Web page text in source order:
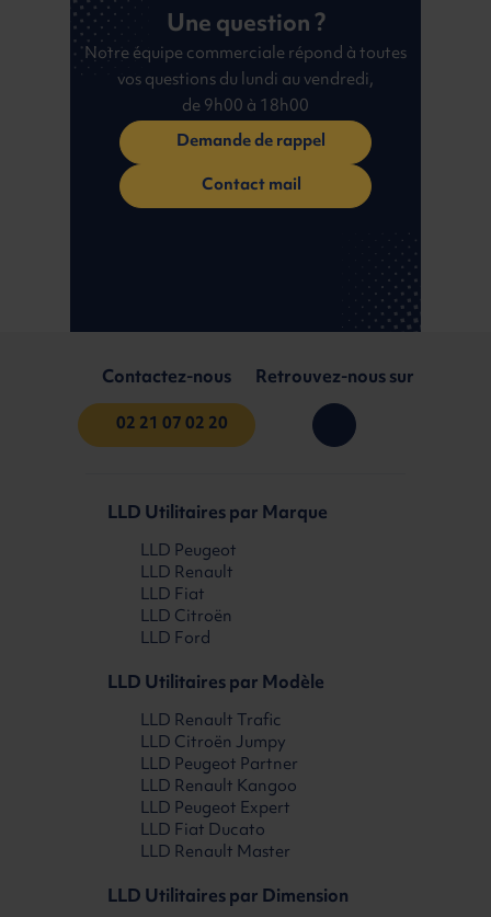
Une question ?
Notre équipe commerciale répond à toutes
vos questions du lundi au vendredi,
de 9h00 à 18h00
Demande de rappel
Contact mail
Contactez-nous
02 21 07 02 20
Retrouvez-nous sur
LLD Utilitaires par Marque
LLD Peugeot
LLD Renault
LLD Fiat
LLD Citroën
LLD Ford
LLD Utilitaires par Modèle
LLD Renault Trafic
LLD Citroën Jumpy
LLD Peugeot Partner
LLD Renault Kangoo
LLD Peugeot Expert
LLD Fiat Ducato
LLD Renault Master
LLD Utilitaires par Dimension